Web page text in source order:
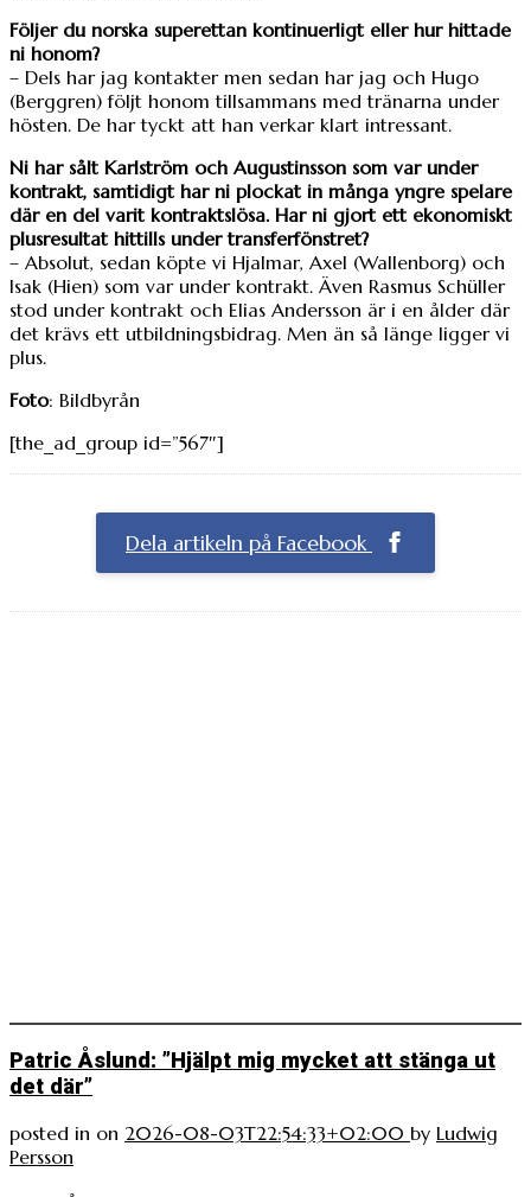
Följer du norska superettan kontinuerligt eller hur hittade
ni honom?
– Dels har jag kontakter men sedan har jag och Hugo
(Berggren) följt honom tillsammans med tränarna under
hösten. De har tyckt att han verkar klart intressant.
Ni har sålt Karlström och Augustinsson som var under
kontrakt, samtidigt har ni plockat in många yngre spelare
där en del varit kontraktslösa. Har ni gjort ett ekonomiskt
plusresultat hittills under transferfönstret?
– Absolut, sedan köpte vi Hjalmar, Axel (Wallenborg) och
Isak (Hien) som var under kontrakt. Även Rasmus Schüller
stod under kontrakt och Elias Andersson är i en ålder där
det krävs ett utbildningsbidrag. Men än så länge ligger vi
plus.
Foto: Bildbyrån
[the_ad_group id=”567″]
Dela artikeln på Facebook
Patric Åslund: ”Hjälpt mig mycket att stänga ut
det där”
posted in on 2026-08-03T22:54:33+02:00 by Ludwig
Persson